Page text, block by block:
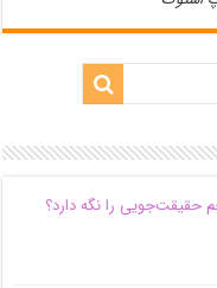
حقیقت‌جویی را نگه دارد؟